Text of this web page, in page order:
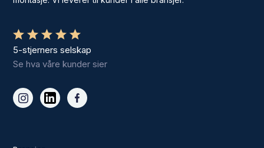
5-stjerners selskap
Se hva våre kunder sier